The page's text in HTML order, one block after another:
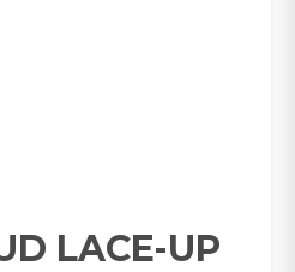
LACE-UP